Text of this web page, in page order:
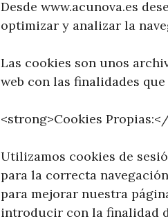
Desde www.acunova.es
optimizar y analizar la
Las cookies son unos
web con las finalidades
<strong>Cookies
Utilizamos cookies de
para la correcta
para mejorar nuestra
introducir con la finalidad